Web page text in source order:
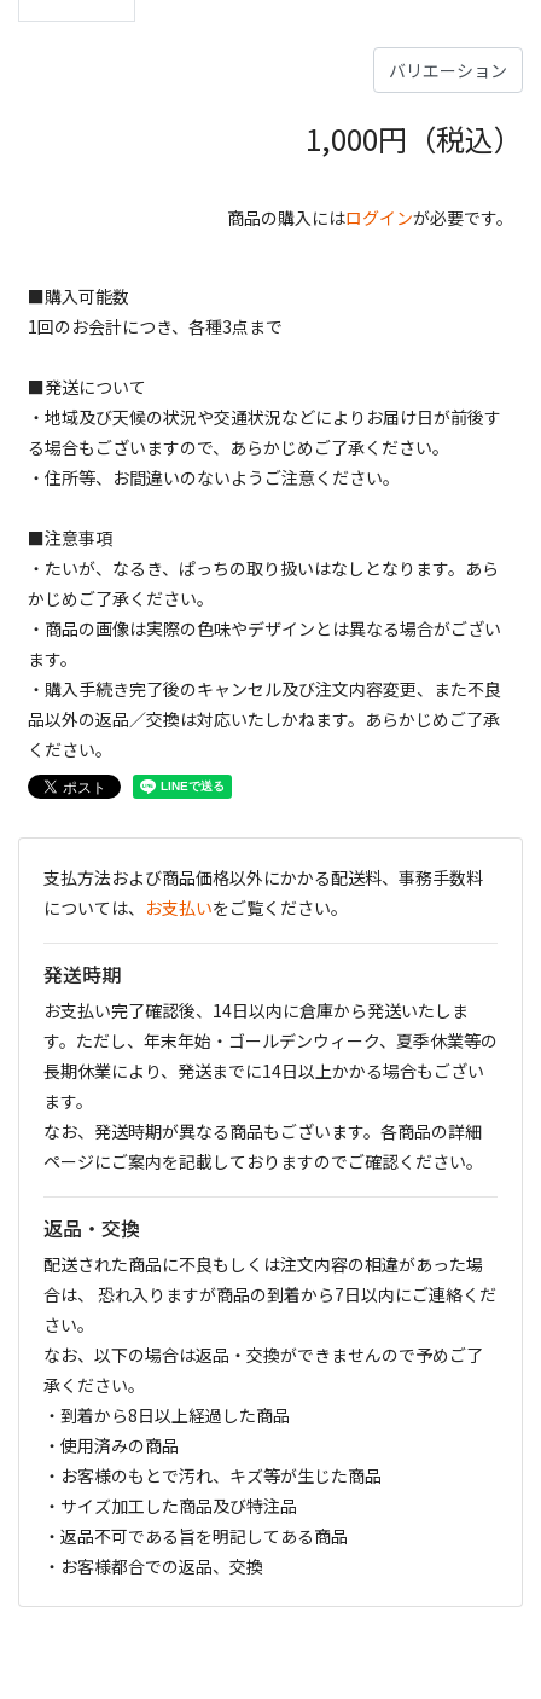
1,000円（税込）
商品の購入にはログインが必要です。
■購入可能数
1回のお会計につき、各種3点まで
■発送について
・地域及び天候の状況や交通状況などによりお届け日が前後す
る場合もございますので、あらかじめご了承ください。
・住所等、お間違いのないようご注意ください。
■注意事項
・たいが、なるき、ぱっちの取り扱いはなしとなります。あら
かじめご了承ください。
・商品の画像は実際の色味やデザインとは異なる場合がござい
ます。
・購入手続き完了後のキャンセル及び注文内容変更、また不良
品以外の返品／交換は対応いたしかねます。あらかじめご了承
ください。
支払方法および商品価格以外にかかる配送料、事務手数料
については、 お支払いをご覧ください。
発送時期
お支払い完了確認後、14日以内に倉庫から発送いたしま
す。ただし、年末年始・ゴールデンウィーク、夏季休業等の
長期休業により、発送までに14日以上かかる場合もござい
ます。
なお、発送時期が異なる商品もございます。各商品の詳細
ページにご案内を記載しておりますのでご確認ください。
返品・交換
配送された商品に不良もしくは注文内容の相違があった場
合は、 恐れ入りますが商品の到着から7日以内にご連絡くだ
さい。
なお、以下の場合は返品・交換ができませんので予めご了
承ください。
・到着から8日以上経過した商品
・使用済みの商品
・お客様のもとで汚れ、キズ等が生じた商品
・サイズ加工した商品及び特注品
・返品不可である旨を明記してある商品
・お客様都合での返品、交換